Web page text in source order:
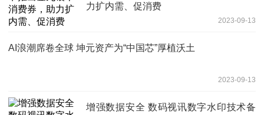
力扩内需、促消费
2023-09-13
AI浪潮席卷全球 坤元资产为“中国芯”厚植沃土
2023-09-13
增强数据安全 数码视讯数字水印技术备